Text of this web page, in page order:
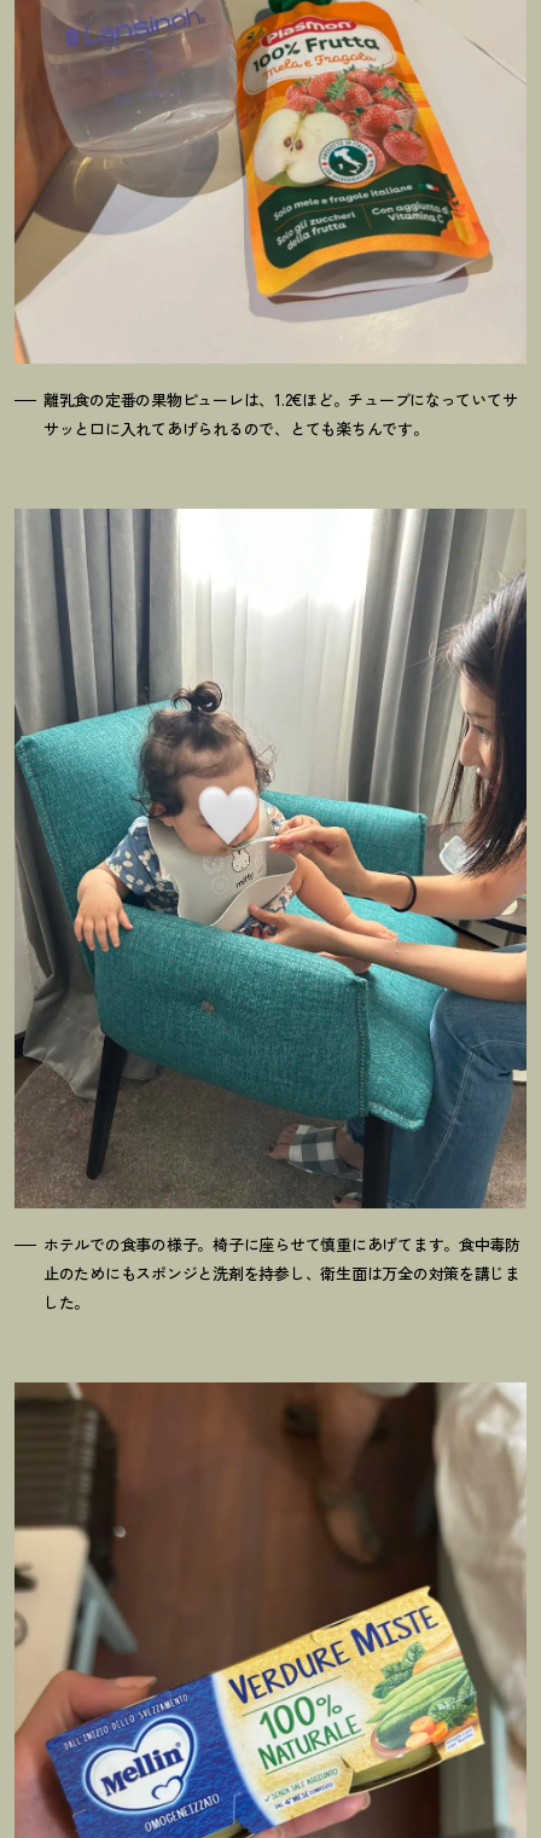
離乳食の定番の果物ピューレは、1.2€ほど。チューブになっていてサ
サッと口に入れてあげられるので、とても楽ちんです。
ホテルでの食事の様子。椅子に座らせて慎重にあげてます。食中毒防
止のためにもスポンジと洗剤を持参し、衛生面は万全の対策を講じま
した。